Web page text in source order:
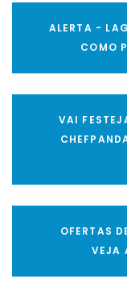
ALERTA -
COMO
VAI
OFERTAS
VEJA